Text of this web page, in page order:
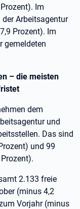
Im
Arbeitsagentur
Prozent). Im
gemeldeten
– die meisten
dem
und
Das sind
und 99
2.133 freie
(minus 4,2
Vorjahr (minus